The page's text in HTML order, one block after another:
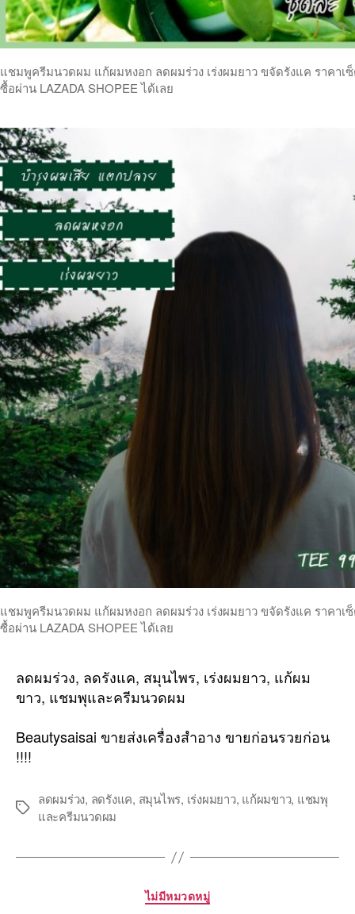
แชมพูครีมนวดผม แก้ผมหงอก ลดผมร่วง เร่งผมยาว ขจัดรังแค ราคาเ
ซื้อผ่าน LAZADA SHOPEE ได้เลย
แชมพูครีมนวดผม แก้ผมหงอก ลดผมร่วง เร่งผมยาว ขจัดรังแค ราคาเ
ซื้อผ่าน LAZADA SHOPEE ได้เลย
ลดผมร่วง, ลดรังแค, สมุนไพร, เร่งผมยาว, แก้ผม
ขาว, แชมพุและครีมนวดผม
Beautysaisai ขายส่งเครื่องสำอาง ขายก่อนรวยก่อน
!!!!
Tags
ลดผมร่วง, ลดรังแค, สมุนไพร, เร่งผมยาว, แก้ผมขาว, แชมพุ
และครีมนวดผม
Categories
ไม่มีหมวดหมู่